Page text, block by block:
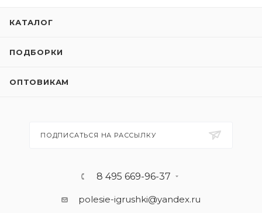
КАТАЛОГ
ПОДБОРКИ
ОПТОВИКАМ
ПОДПИСАТЬСЯ НА РАССЫЛКУ
8 495 669-96-37
polesie-igrushki@yandex.ru